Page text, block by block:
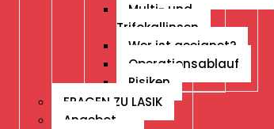
Multi- und
Trifokallinsen
Wer ist geeignet?
Operationsablauf
Risiken
FRAGEN ZU LASIK
Angebot